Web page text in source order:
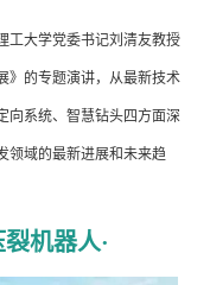
工大学党委书记刘清友教授
》的专题演讲，从最新技术
向系统、智慧钻头四方面深
领域的最新进展和未来趋
机器人·